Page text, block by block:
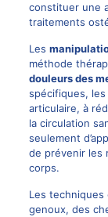
constituer une
traitements
Les
méthode
douleurs des
spécifiques,
articulaire, à
la circulation
seulement
de prévenir les
corps.
Les
genoux, des